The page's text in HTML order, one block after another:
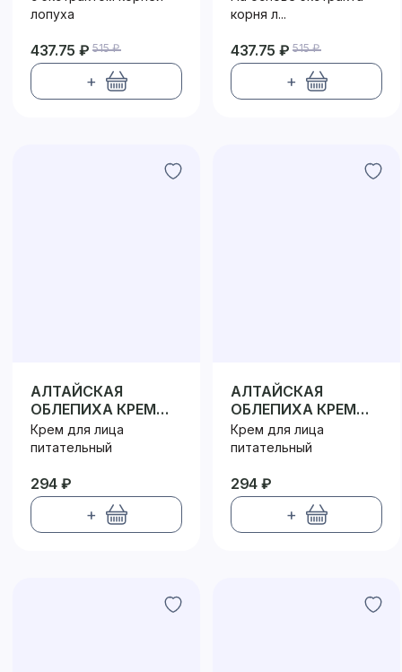
лопуха
515 ₽
437.75 ₽
+
корня л...
515 ₽
437.75 ₽
+
АЛТАЙСКАЯ
ОБЛЕПИХА КРЕМ
ДЛЯ ЛИЦА
ДНЕВНОЙ
Крем для лица
питательный
294 ₽
+
АЛТАЙСКАЯ
ОБЛЕПИХА КРЕМ
ДЛЯ ЛИЦА НОЧНОЙ
Крем для лица
питательный
294 ₽
+